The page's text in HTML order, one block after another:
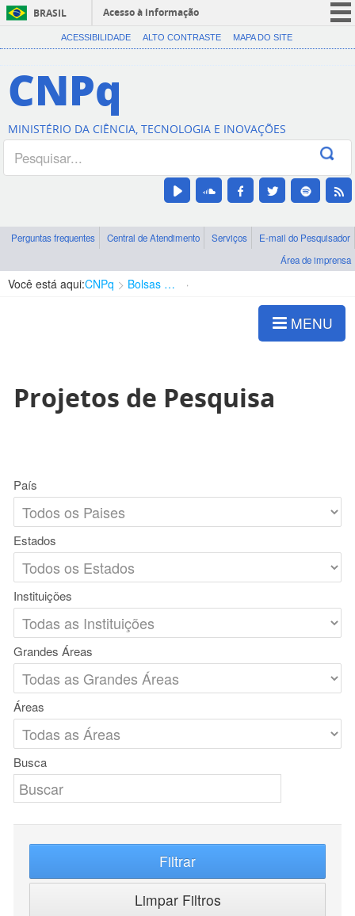
BRASIL
Acesso à informação
CORONAVÍRUS (COVID-19)
Canais
ACESSIBILIDADE ALTO CONTRASTE MAPA DO SITE
CNPq
MINISTÉRIO DA CIÊNCIA, TECNOLOGIA E INOVAÇÕES
Perguntas frequentes Central de Atendimento Serviços
E-mail do Pesquisador
Área de imprensa
Você está aqui:CNPq Bolsas e Auxílios Vigentes
MENU
Projetos de Pesquisa
País
Estados
Instituições
Grandes Áreas
Áreas
Busca
Filtrar
Limpar Filtros